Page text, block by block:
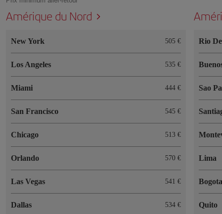
Amérique du Nord
New York 505 €
Los Angeles 535 €
Miami 444 €
San Francisco 545 €
Chicago 513 €
Orlando 570 €
Las Vegas 541 €
Dallas 534 €
Rio
Sao
Lima
Quito